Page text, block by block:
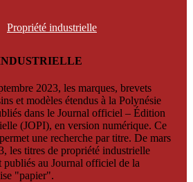
Propriété industrielle
2023, les marques, brevets
et modèles étendus à la Polynésie
dans le Journal officiel – Édition
(JOPI), en version numérique. Ce
une recherche par titre. De mars
les titres de propriété industrielle
publiés au Journal officiel de la
"papier".